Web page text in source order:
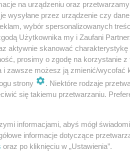
z zakresu
kojąco-naprawczych i
z wnętrza, stawia więc
klientkom
widoczna poprawa
na urządzeniu oraz
wysyłane przez urządzenie czy
wybór spersonalizowanych
Użytkownika my i Zaufani
aktywnie skanować
prosimy o zgodę na korzystanie z
i zawsze możesz ją zmienić/
strony
. Niektóre rodzaje
się takiemu przetwarzaniu.
informacjami, abyś mógł
informacje dotyczące
oraz po kliknięciu w „Ustawienia”.